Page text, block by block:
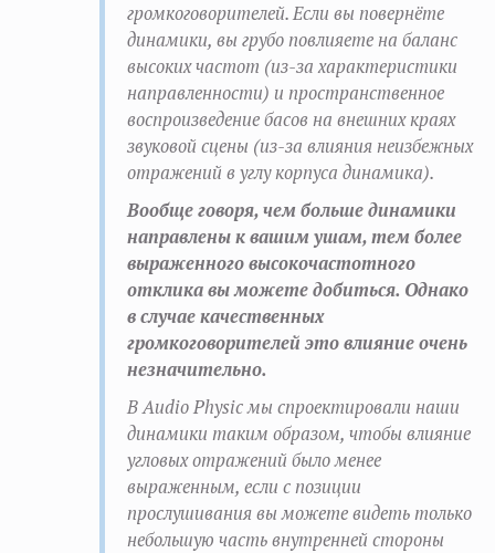
громкоговорителей. Если вы повернёте
динамики, вы грубо повлияете на баланс
высоких частот (из-за характеристики
направленности) и пространственное
воспроизведение басов на внешних краях
звуковой сцены (из-за влияния неизбежных
отражений в углу корпуса динамика).
Вообще говоря, чем больше динамики
направлены к вашим ушам, тем более
выраженного высокочастотного
отклика вы можете добиться. Однако
в случае качественных
громкоговорителей это влияние очень
незначительно.
В Audio Physic мы спроектировали наши
динамики таким образом, чтобы влияние
угловых отражений было менее
выраженным, если с позиции
прослушивания вы можете видеть только
небольшую часть внутренней стороны